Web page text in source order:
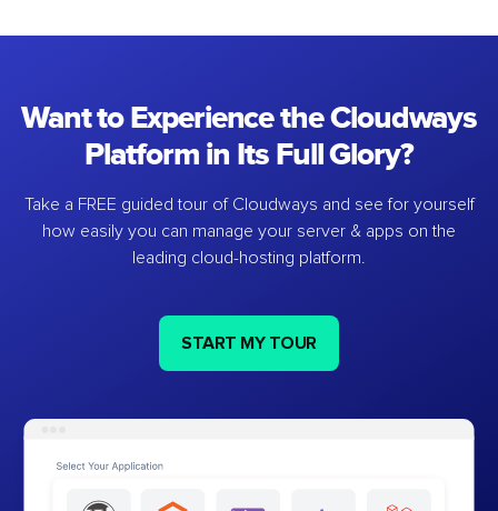
Want to Experience the Cloudways
Platform in Its Full Glory?
Take a FREE guided tour of Cloudways and see for yourself
how easily you can manage your server & apps on the
leading cloud-hosting platform.
START MY TOUR